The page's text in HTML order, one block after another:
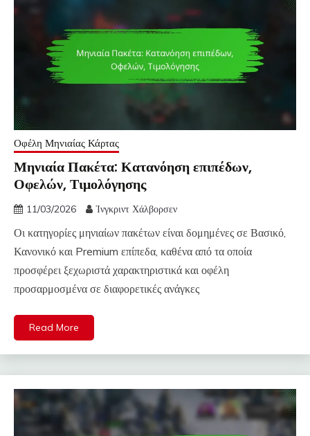
Οφέλη Μηνιαίας Κάρτας
Μηνιαία Πακέτα: Κατανόηση επιπέδων,
Οφελών, Τιμολόγησης
11/03/2026 Ίνγκριντ Χάλβορσεν
Οι κατηγορίες μηνιαίων πακέτων είναι δομημένες σε Βασικό,
Κανονικό και Premium επίπεδα, καθένα από τα οποία
προσφέρει ξεχωριστά χαρακτηριστικά και οφέλη
προσαρμοσμένα σε διαφορετικές ανάγκες
Read More